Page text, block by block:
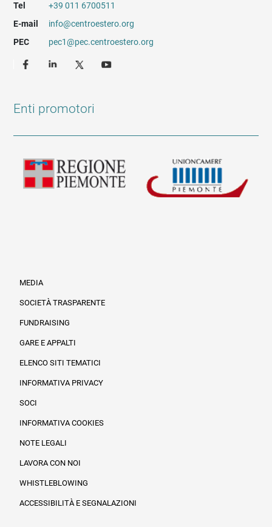
Tel
+39 011 6700511
E-mail
info@centroestero.org
PEC
pec1@pec.centroestero.org
Enti promotori
MEDIA
SOCIETÀ TRASPARENTE
FUNDRAISING
GARE E APPALTI
ELENCO SITI TEMATICI
INFORMATIVA PRIVACY
SOCI
INFORMATIVA COOKIES
NOTE LEGALI
LAVORA CON NOI
WHISTLEBLOWING
ACCESSIBILITÀ E SEGNALAZIONI